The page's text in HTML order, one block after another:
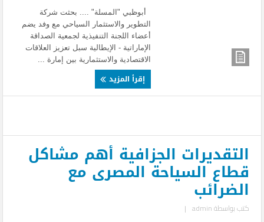
أبوظبي "المسلة" .... بحثت شركة
التطوير والاستثمار السياحي مع وفد يضم
أعضاء اللجنة التنفيذية لجمعية الصداقة
الإماراتية - الإيطالية سبل تعزيز العلاقات
الاقتصادية والاستثمارية بين إمارة ...
إقرأ المزيد
التقديرات الجزافية أهم مشاكل
قطاع السياحة المصرى مع
الضرائب
كتب بواسطةadmin
|